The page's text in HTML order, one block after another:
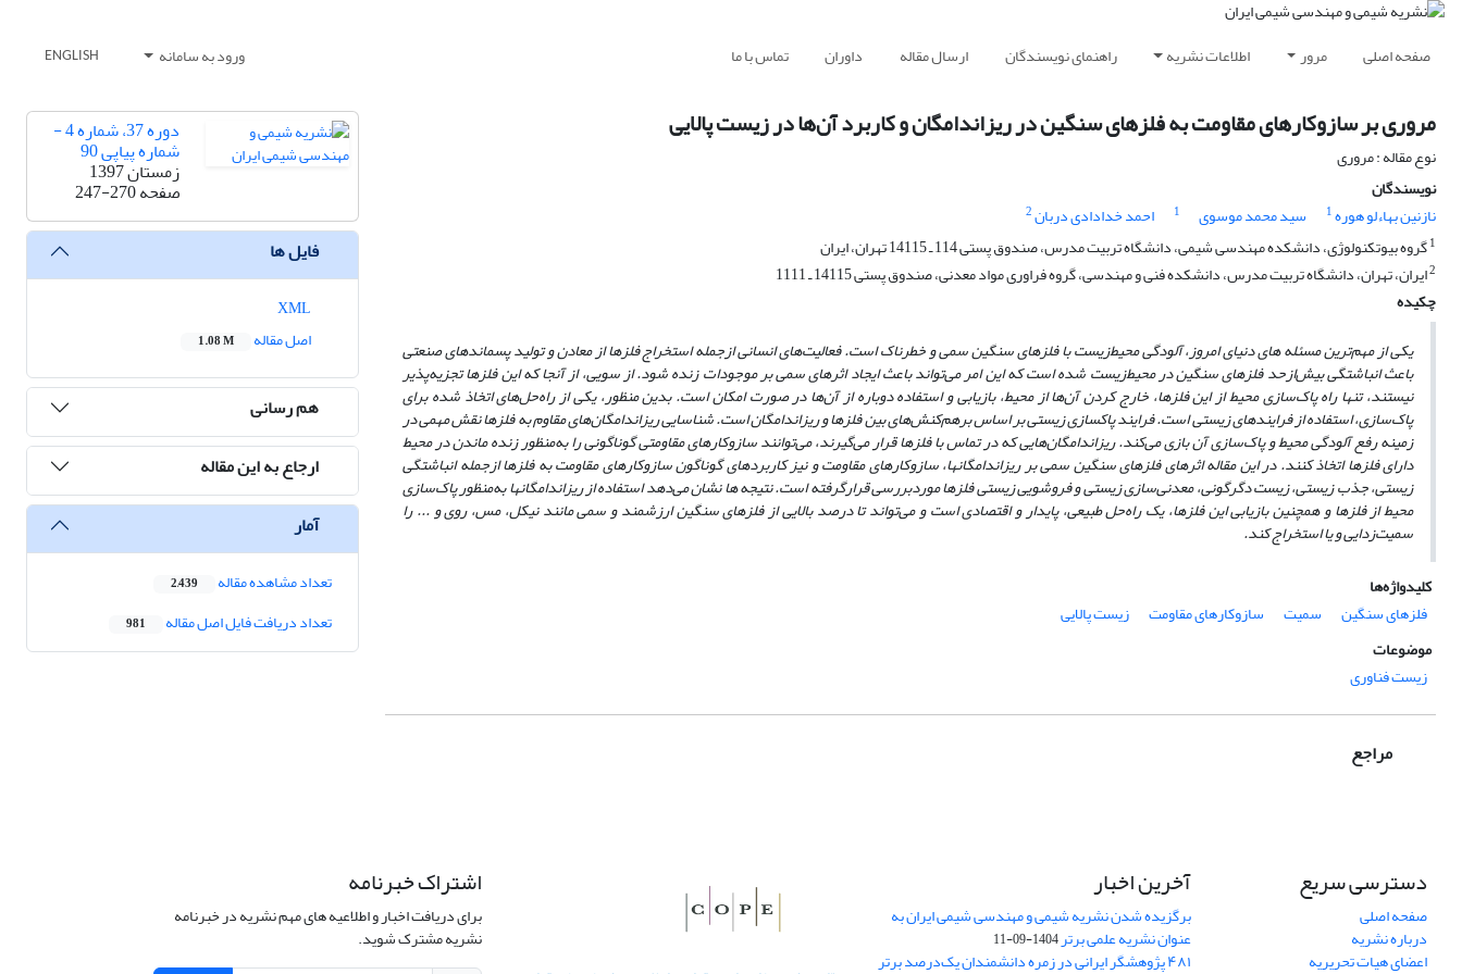
صفحه اصلی مرور اطلاعات نشریه راهنمای نویسندگان ارسال مقاله داوران تماس با ما ورود به سامانه ENGLISH
مروری بر سازوکارهای مقاومت به فلزهای سنگین در ریزاندامگان و کاربرد آن‌ها در زیست پالایی
نوع مقاله : مروری
نویسندگان
نازنین بهاءلو هوره1 سید محمد موسوی 1 احمد خدادادی دربان2
1گروه بیوتکنولوژی، دانشکده مهندسی شیمی، دانشگاه تربیت مدرس، صندوق پستی 114 ـ 14115 تهران، ایران
2ایران، تهران، دانشگاه تربیت مدرس، دانشکده فنی و مهندسی، گروه فراوری مواد معدنی، صندوق پستی 14115 ـ 1111
چکیده
یکی از مهم‌ترین مسئله ­های دنیای امروز، آلودگی محیط‌زیست با فلزهای سنگین سمی و خطرناک است. فعالیت‌های انسانی ازجمله استخراج فلزها از معادن و تولید پسماندهای صنعتی
باعث انباشتگی بیش‌ازحد فلزهای سنگین در محیط‌زیست شده است که این امر می‌تواند باعث ایجاد اثرهای سمی بر موجودات زنده شود. از سویی، از آنجا که این فلزها تجزیه‌پذیر
نیستند، تنها راه پاک‌سازی محیط از این فلزها، خارج کردن آن‌ها از محیط، بازیابی و استفاده دوباره از آن‌ها در صورت امکان است. بدین منظور، یکی از راه‌حل‌های اتخاذ شده برای
پاک‌سازی، استفاده از فرایندهای زیستی است. فرایند پاک­سازی زیستی بر اساس برهم‌کنش‌های بین فلزها و ریزاندامگان است. شناسایى ریزاندامگان‌های مقاوم به فلزها نقش مهمى در
زمینه رفع آلودگى محیط و پاک‌سازی آن بازی می‌کند. ریزاندامگان‌هایی که در تماس با فلزها قرار می‌گیرند، می‌توانند سازوکارهای مقاومتی گوناگونی را به‌منظور زنده ماندن در محیط
دارای فلزها اتخاذ کنند. در این مقاله اثرهای فلزهای سنگین سمی بر ریزاندامگان‎ها، سازوکارهای مقاومت و نیز کاربردهای گوناگون سازوکار‌های مقاومت به فلزها ازجمله انباشتگی
زیستی، جذب زیستی، زیست دگرگونی، معدنی‌سازی زیستی و فروشویی زیستی فلزها موردبررسی قرارگرفته است. نتیجه ­ها نشان می‌دهد استفاده از ریزاندامگا‎ن‎ها به‌منظور پاک‌سازی
محیط از فلزها و همچنین بازیابی این فلزها، یک راه‌حل طبیعی، پایدار و اقتصادی است و می‌تواند تا درصد بالایی از فلزهای سنگین ارزشمند و سمی مانند نیکل، مس، روی و ... را
سمیت‌زدایی و یا استخراج کند.
کلیدواژه‌ها
فلزهای سنگین
سمیت سازوکارهای مقاومت
زیست پالایی
موضوعات
زیست فناوری
مراجع
دوره 37، شماره 4 -
شماره پیاپی 90
زمستان 1397
صفحه247-270
فایل ها
اصل مقاله
1.08 M
هم رسانی
ارجاع به این مقاله
آمار
تعداد مشاهده مقاله 2,439
تعداد دریافت فایل اصل مقاله 981
دسترسی سریع
صفحه اصلی
درباره نشریه
اعضای هیات تحریریه
آخرین اخبار
برگزیده شدن نشریه شیمی و مهندسی شیمی ایران به
عنوان نشریه علمی برتر1404-09-11
۴۸۱ پژوهشگر ایرانی در زمره دانشمندان یک‌درصد برتر
اشتراک خبرنامه
برای دریافت اخبار و اطلاعیه های مهم نشریه در خبرنامه
نشریه مشترک شوید.